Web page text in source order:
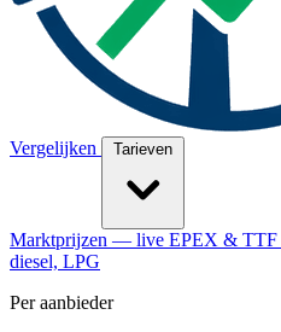
Vergelijken Tarieven
Marktprijzen — live EPEX & TTF
diesel, LPG
Per aanbieder